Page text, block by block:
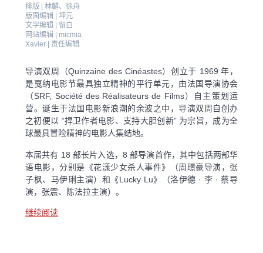
排版 | 林麟、徐舟
版面编辑 | 坤元
文字编辑 | 留白
网站编辑 | micmia
Xavier | 责任编辑
导演双周（Quinzaine des Cinéastes）创立于 1969 年，
是戛纳电影节最具独立精神的平行单元，由法国导演协会
（SRF, Société des Réalisateurs de Films）自主策划运
营。诞生于法国电影新浪潮的余波之中，导演双周自创办
之初便以 “捍卫作者电影、支持大胆创新” 为宗旨，成为全
球最具冒险精神的电影人集结地。
本届共有 18 部长片入选，8 部导演首作，其中包括两部华
语电影，分别是《花漾少女杀人事件》（周璟豪导演，张
子枫、马伊琍主演）和《Lucky Lu》（洛伊德 · 李 · 蔡导
演，张震、陈法拉主演）。
继续阅读